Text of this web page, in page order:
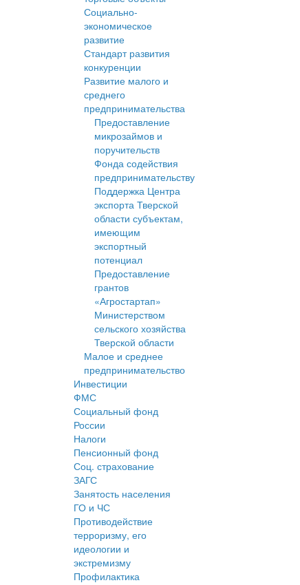
Социально-
экономическое
развитие
Стандарт развития
конкуренции
Развитие малого и
среднего
предпринимательства
Предоставление
микрозаймов и
поручительств
Фонда содействия
предпринимательству
Поддержка Центра
экспорта Тверской
области субъектам,
имеющим
экспортный
потенциал
Предоставление
грантов
«Агростартап»
Министерством
сельского хозяйства
Тверской области
Малое и среднее
предпринимательство
Инвестиции
ФМС
Социальный фонд
России
Налоги
Пенсионный фонд
Соц. страхование
ЗАГС
Занятость населения
ГО и ЧС
Противодействие
терроризму, его
идеологии и
экстремизму
Профилактика